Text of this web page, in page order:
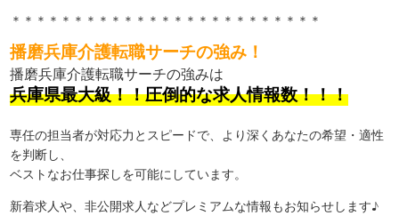
＊＊＊＊＊＊＊＊＊＊＊＊＊＊＊＊＊＊＊＊＊＊＊＊＊
播磨兵庫介護転職サーチの強み！
播磨兵庫介護転職サーチの強みは
兵庫県最大級！！圧倒的な求人情報数！！！
専任の担当者が対応力とスピードで、より深くあなたの希望・適性
を判断し、
ベストなお仕事探しを可能にしています。
新着求人や、非公開求人などプレミアムな情報もお知らせします♪